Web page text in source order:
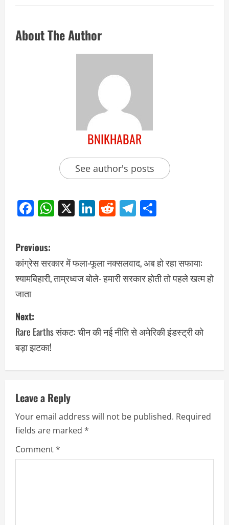
About The Author
BNIKHABAR
See author's posts
Facebook
WhatsApp
X LinkedIn
RedditTelegram
Previous:
कांग्रेस सरकार में फला-फूला नक्सलवाद, अब हो रहा सफाया:
श्यामबिहारी, ताम्रध्वज बोले- हमारी सरकार होती तो पहले खत्म हो
जाता
Next:
Rare Earths संकट: चीन की नई नीति से अमेरिकी इंडस्ट्री को
बड़ा झटका!
Leave a Reply
Your email address will not be published. Required
fields are marked *
Comment*